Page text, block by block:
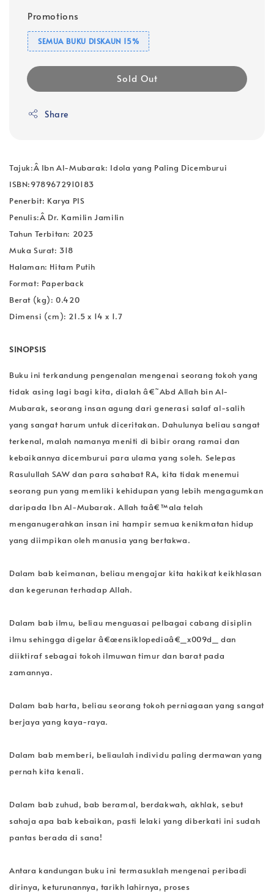
Promotions
SEMUA BUKU DISKAUN 15%
Sold Out
Share
Tajuk:Â Ibn Al-Mubarak: Idola yang Paling Dicemburui
ISBN:9789672910183
Penerbit: Karya PIS
Penulis:Â Dr. Kamilin Jamilin
Tahun Terbitan: 2023
Muka Surat: 318
Halaman: Hitam Putih
Format: Paperback
Berat (kg): 0.420
Dimensi (cm): 21.5 x 14 x 1.7
SINOPSIS
Buku ini terkandung pengenalan mengenai seorang tokoh yang
tidak asing lagi bagi kita, dialah â€˜Abd Allah bin Al-
Mubarak, seorang insan agung dari generasi salaf al-salih
yang sangat harum untuk diceritakan. Dahulunya beliau sangat
terkenal, malah namanya meniti di bibir orang ramai dan
kebaikannya dicemburui para ulama yang soleh. Selepas
Rasulullah SAW dan para sahabat RA, kita tidak menemui
seorang pun yang memliki kehidupan yang lebih mengagumkan
daripada Ibn Al-Mubarak. Allah taâ€™ala telah
menganugerahkan insan ini hampir semua kenikmatan hidup
yang diimpikan oleh manusia yang bertakwa.
Dalam bab keimanan, beliau mengajar kita hakikat keikhlasan
dan kegerunan terhadap Allah.
Dalam bab ilmu, beliau menguasai pelbagai cabang disiplin
ilmu sehingga digelar â€œensiklopediaâ€_x009d_ dan
diiktiraf sebagai tokoh ilmuwan timur dan barat pada
zamannya.
Dalam bab harta, beliau seorang tokoh perniagaan yang sangat
berjaya yang kaya-raya.
Dalam bab memberi, beliaulah individu paling dermawan yang
pernah kita kenali.
Dalam bab zuhud, bab beramal, berdakwah, akhlak, sebut
sahaja apa bab kebaikan, pasti lelaki yang diberkati ini sudah
pantas berada di sana!
Antara kandungan buku ini termasuklah mengenai peribadi
dirinya, keturunannya, tarikh lahirnya, proses